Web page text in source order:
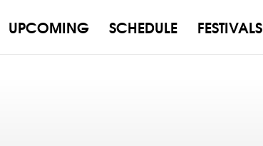
UPCOMING SCHEDULE FESTIVALS